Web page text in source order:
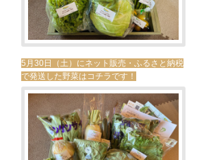
5月30日（土）にネット販売・ふるさと納税
で発送した野菜はコチラです！